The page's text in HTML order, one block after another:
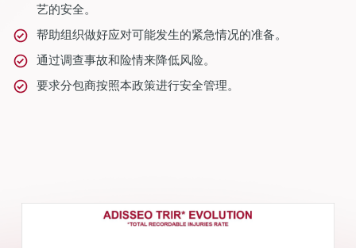
艺的安全。
帮助组织做好应对可能发生的紧急情况的准备。
通过调查事故和险情来降低风险。
要求分包商按照本政策进行安全管理。